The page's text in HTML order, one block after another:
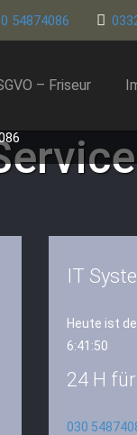
54874086
– Friseur
IT
Heute ist
6:41:51
24 H
030